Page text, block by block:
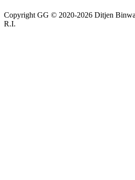
Copyright GG © 2020-2026 Ditjen
R.I.